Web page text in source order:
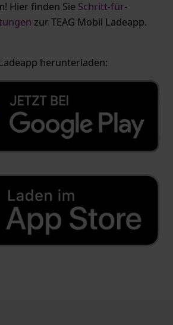
Hier finden Sie Schritt-für-
zur TEAG Mobil Ladeapp.
herunterladen: